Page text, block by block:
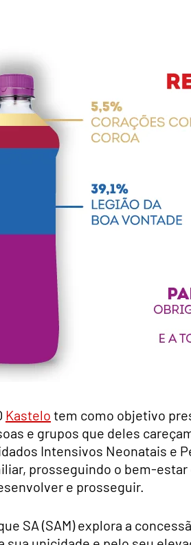
Kastelo tem como objetivo
e grupos que deles
Intensivos Neonatais e
prosseguindo o bem-
e prosseguir.
SA (SAM) explora a